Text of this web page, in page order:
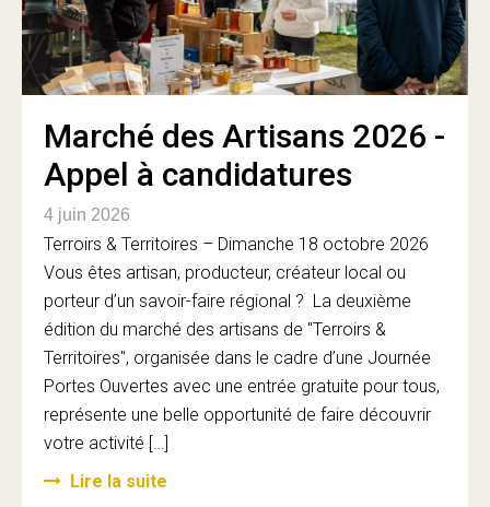
Marché des Artisans 2026 -
Appel à candidatures
4 juin 2026
Terroirs & Territoires – Dimanche 18 octobre 2026
Vous êtes artisan, producteur, créateur local ou
porteur d’un savoir-faire régional ? La deuxième
édition du marché des artisans de "Terroirs &
Territoires", organisée dans le cadre d’une Journée
Portes Ouvertes avec une entrée gratuite pour tous,
représente une belle opportunité de faire découvrir
votre activité […]
Lire la suite